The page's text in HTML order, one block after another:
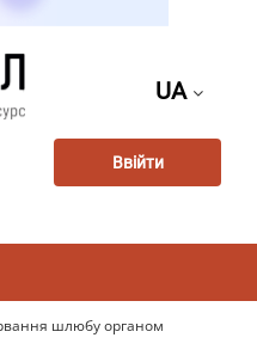
UA
Ввійти
шлюбу органом